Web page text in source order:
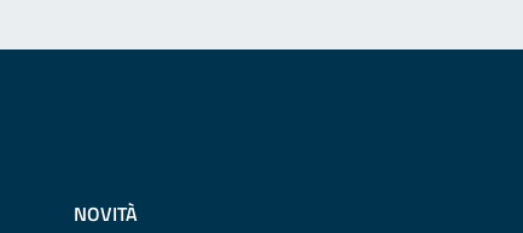
NOVITÀ